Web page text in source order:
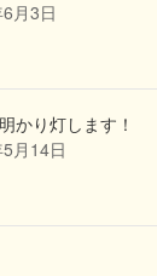
月3日
かり灯します！
月14日